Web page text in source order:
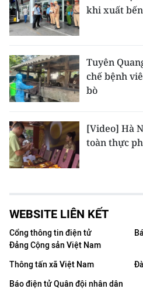
khi xuất
Tuyên
chế bệnh
bò
[Video] Hà
toàn thực
WEBSITE LIÊN KẾT
Cổng thông tin điện tử
Đảng Cộng sản Việt Nam
Thông tấn xã Việt Nam
Báo điện tử Quân đội nhân dân